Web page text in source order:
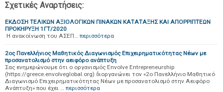
Σχετικές Αναρτήσεις:
ΕΚΔΟΣΗ ΤΕΛΙΚΩΝ ΑΞΙΟΛΟΓΙΚΩΝ ΠΙΝΑΚΩΝ ΚΑΤΑΤΑΞΗΣ ΚΑΙ ΑΠΟΡΡΙΠΤΕΩΝ
ΠΡΟΚΗΡΥΞΗ 1ΓΤ/2020
H ανακοίνωση του ΑΣΕΠ… περισσότερα
2ος Πανελλήνιος Μαθητικός Διαγωνισμός Επιχειρηματικότητας Νέων με
προσανατολισμό στην αειφόρο ανάπτυξη
Σας ενημερώνουμε ότι ο οργανισμός Envolve Entrepreneurship
(https://greece.envolveglobal.org) διοργανώνει τον «2ο Πανελλήνιο Μαθητικό
Διαγωνισμό Επιχειρηματικότητας Νέων με προσανατολισμό στην Αειφόρο
Aνάπτυξη» που έχει … περισσότερα